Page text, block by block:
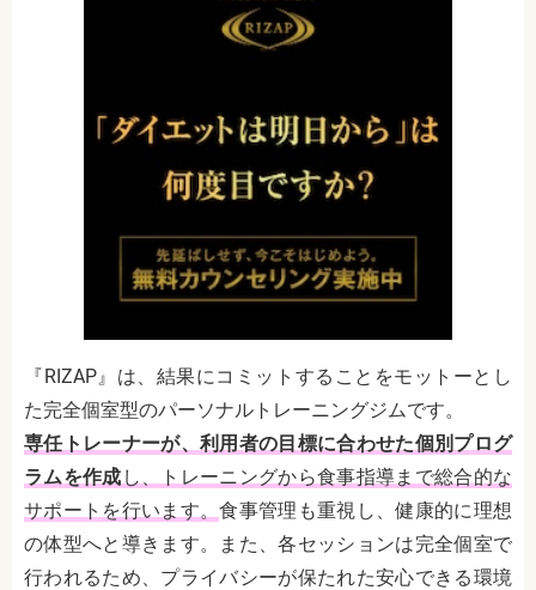
『RIZAP』は、結果にコミットすることをモットーとし
た完全個室型のパーソナルトレーニングジムです。
専任トレーナーが、利用者の目標に合わせた個別プログ
ラムを作成 し、トレーニングから食事指導まで総合的な
サポートを行います。食事管理も重視し、健康的に理想
の体型へと導きます。また、各セッションは完全個室で
行われるため、プライバシーが保たれた安心できる環境